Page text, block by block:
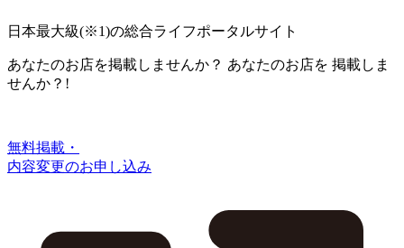
日本最大級(※1)の総合ライフポータルサイト
あなたのお店を掲載しませんか？ あなたのお店を 掲載しま
せんか？!
無料掲載・
内容変更のお申し込み